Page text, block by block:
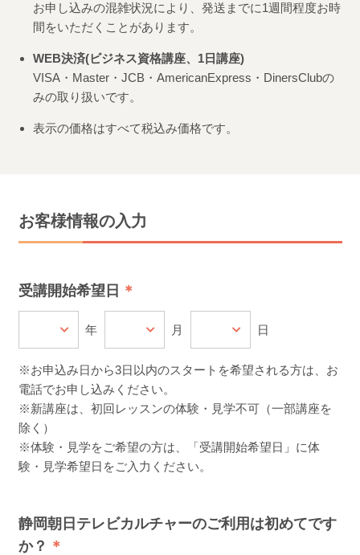
お申し込みの混雑状況により、発送までに1週間程度お時
間をいただくことがあります。
WEB決済(ビジネス資格講座、1日講座)
VISA・Master・JCB・AmericanExpress・DinersClubの
みの取り扱いです。
表示の価格はすべて税込み価格です。
お客様情報の入力
受講開始希望日
年 月 日
※お申込み日から3日以内のスタートを希望される方は、お
電話でお申し込みください。
※新講座は、初回レッスンの体験・見学不可（一部講座を
除く）
※体験・見学をご希望の方は、「受講開始希望日」に体
験・見学希望日をご入力ください。
静岡朝日テレビカルチャーのご利用は初めてです
か？